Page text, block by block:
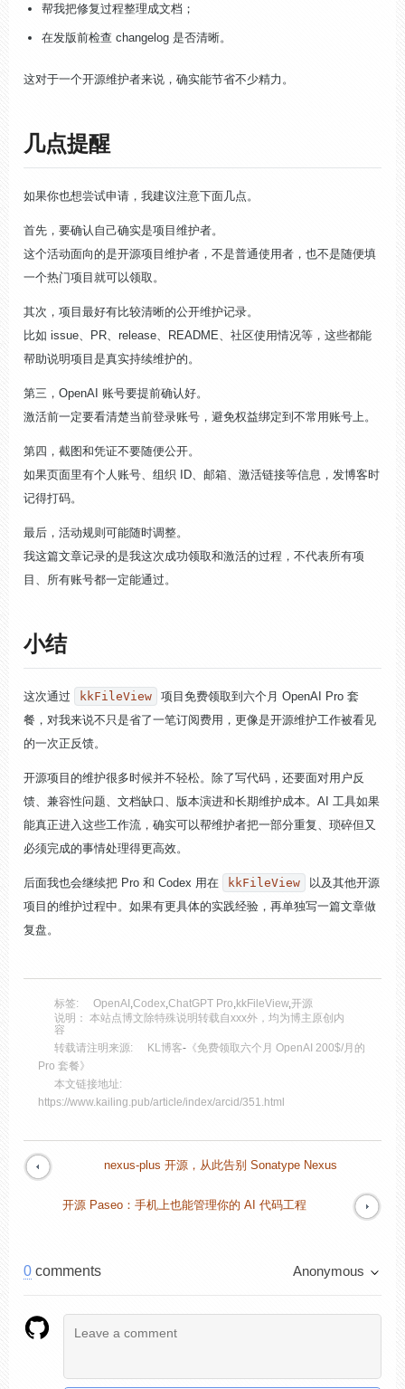
帮我把修复过程整理成文档；
在发版前检查 changelog 是否清晰。
这对于一个开源维护者来说，确实能节省不少精力。
几点提醒
如果你也想尝试申请，我建议注意下面几点。
首先，要确认自己确实是项目维护者。
这个活动面向的是开源项目维护者，不是普通使用者，也不是随便填
一个热门项目就可以领取。
其次，项目最好有比较清晰的公开维护记录。
比如 issue、PR、release、README、社区使用情况等，这些都能
帮助说明项目是真实持续维护的。
第三，OpenAI 账号要提前确认好。
激活前一定要看清楚当前登录账号，避免权益绑定到不常用账号上。
第四，截图和凭证不要随便公开。
如果页面里有个人账号、组织 ID、邮箱、激活链接等信息，发博客时
记得打码。
最后，活动规则可能随时调整。
我这篇文章记录的是我这次成功领取和激活的过程，不代表所有项
目、所有账号都一定能通过。
小结
这次通过 kkFileView
项目免费领取到六个月 OpenAI Pro 套
餐，对我来说不只是省了一笔订阅费用，更像是开源维护工作被看见
的一次正反馈。
开源项目的维护很多时候并不轻松。除了写代码，还要面对用户反
馈、兼容性问题、文档缺口、版本演进和长期维护成本。AI 工具如果
能真正进入这些工作流，确实可以帮维护者把一部分重复、琐碎但又
必须完成的事情处理得更高效。
后面我也会继续把 Pro 和 Codex 用在 kkFileView
以及其他开源
项目的维护过程中。如果有更具体的实践经验，再单独写一篇文章做
复盘。
标签: OpenAI Codex ChatGPT Pro kkFileView,开源
说明： 本站点博文除特殊说明转载自xxx外，均为博主原创内
容
转载请注明来源:
KL博客- 《免费领取六个月 OpenAI 200$/月的
Pro 套餐》
本文链接地址:
https://www.kailing.pub/article/index/arcid/351.html
nexus-plus 开源，从此告别 Sonatype Nexus
开源 Paseo：手机上也能管理你的 AI 代码工程
0 comments Anonymous